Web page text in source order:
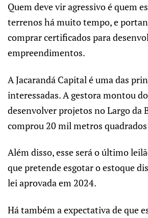
Quem deve vir agressivo é quem
terrenos há muito tempo, e
comprar certificados para
empreendimentos.
A Jacarandá Capital é uma das
interessadas. A gestora montou
desenvolver projetos no Largo da
comprou 20 mil metros
Além disso, esse será o último
que pretende esgotar o estoque
lei aprovada em 2024.
Há também a expectativa de que